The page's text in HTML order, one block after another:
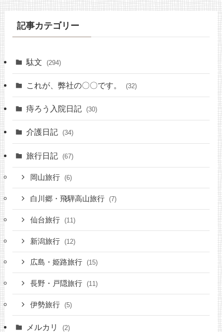
記事カテゴリー
駄文 (294)
これが、弊社の〇〇です。 (32)
痔ろう入院日記 (30)
介護日記 (34)
旅行日記 (67)
岡山旅行 (6)
白川郷・飛騨高山旅行 (7)
仙台旅行 (11)
新潟旅行 (12)
広島・姫路旅行 (15)
長野・戸隠旅行 (11)
伊勢旅行 (5)
メルカリ (2)